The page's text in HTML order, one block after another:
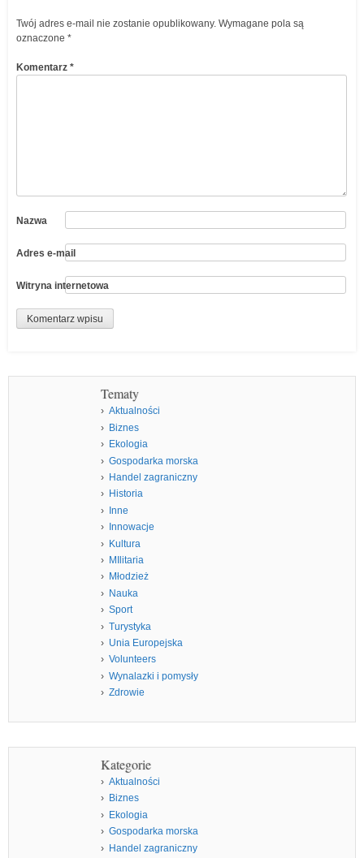
Twój adres e-mail nie zostanie opublikowany. Wymagane pola są
oznaczone *
Komentarz *
Nazwa
Adres e-mail
Witryna internetowa
Tematy
Aktualności
Biznes
Ekologia
Gospodarka morska
Handel zagraniczny
Historia
Inne
Innowacje
Kultura
MIlitaria
Młodzież
Nauka
Sport
Turystyka
Unia Europejska
Volunteers
Wynalazki i pomysły
Zdrowie
Kategorie
Aktualności
Biznes
Ekologia
Gospodarka morska
Handel zagraniczny